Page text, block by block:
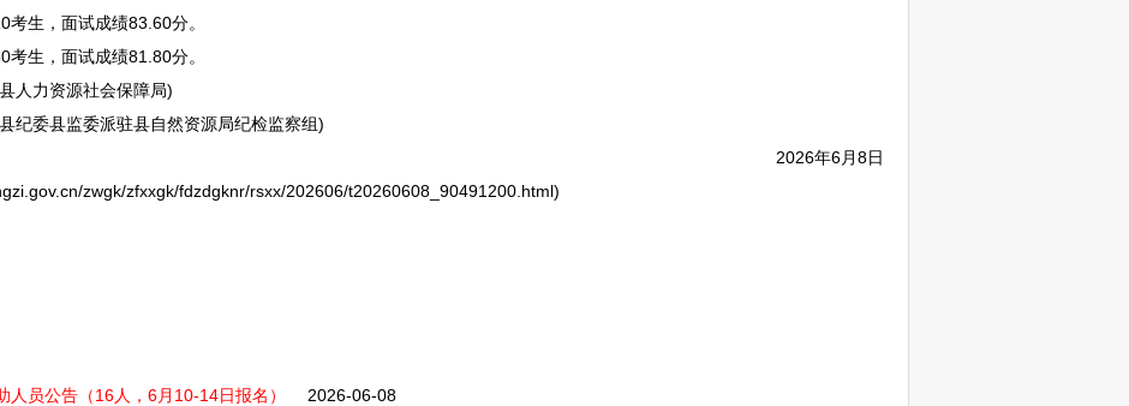
生，面试成绩83.60分。
生，面试成绩81.80分。
力资源社会保障局)
委县监委派驻县自然资源局纪检监察组)
2026年6月8日
zwgk/zfxxgk/fdzdgknr/rsxx/202606/t20260608_90491200.html)
员公告（16人，6月10-14日报名）
2026-06-08